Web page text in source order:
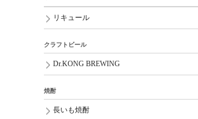
リキュール
クラフトビール
Dr.KONG BREWING
焼酎
長いも焼酎